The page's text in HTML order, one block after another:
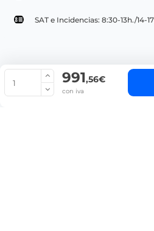
991,56€
con iva
SAT e Incidencias: 8:30-13h./14-
© Copyright 2022 PepeBar.com |
Condiciones generales de compra |